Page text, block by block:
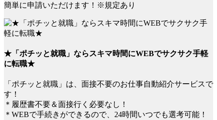
簡単に申請いただけます！※規定あり
★「ポチッと就職」ならスキマ時間にWEBでサクサク手軽
に転職★
「ポチッと就職」は、面接不要のお仕事自動紹介サービスで
す！
＊履歴書不要＆面接行く必要なし！
＊WEBで手続きができるので、24時間いつでも選考可能！